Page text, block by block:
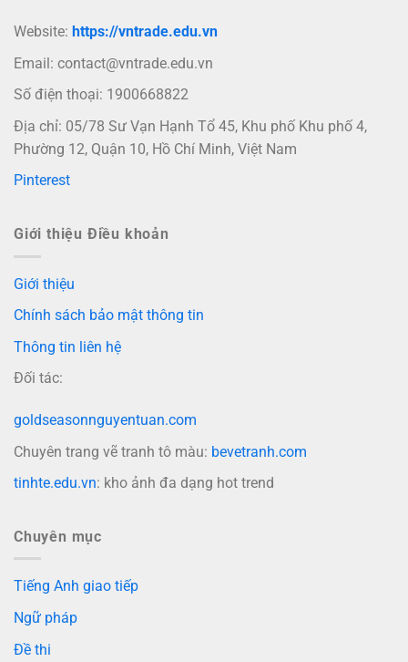
Website: https://vntrade.edu.vn
Email: contact@vntrade.edu.vn
Số điện thoại: 1900668822
Địa chỉ: 05/78 Sư Vạn Hạnh Tổ 45, Khu phố Khu phố 4,
Phường 12, Quận 10, Hồ Chí Minh, Việt Nam
Pinterest
Giới thiệu Điều khoản
Giới thiệu
Chính sách bảo mật thông tin
Thông tin liên hệ
Đối tác:
goldseasonnguyentuan.com
Chuyên trang vẽ tranh tô màu: bevetranh.com
tinhte.edu.vn: kho ảnh đa dạng hot trend
Chuyên mục
Tiếng Anh giao tiếp
Ngữ pháp
Đề thi